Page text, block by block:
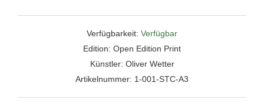
Verfügbarkeit: Verfügbar
Edition: Open Edition Print
Künstler: Oliver Wetter
Artikelnummer: 1-001-STC-A3